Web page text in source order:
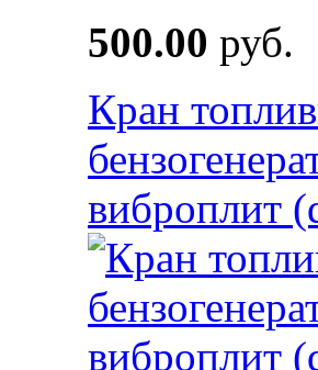
500.00 руб.
Кран
виброплит